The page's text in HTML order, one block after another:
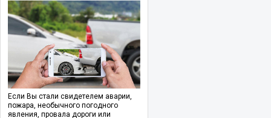
Если Вы стали свидетелем аварии,
пожара, необычного погодного
явления, провала дороги или